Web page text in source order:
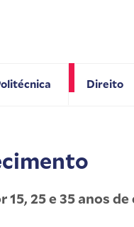
Direito
25 e 35 anos